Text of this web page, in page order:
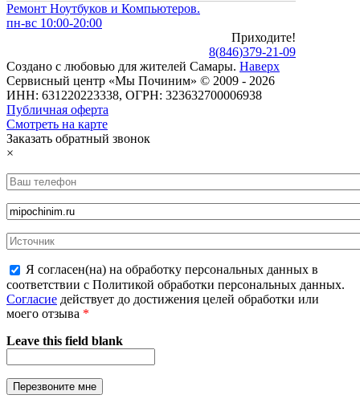
Ремонт Ноутбуков и Компьютеров.
пн-вс 10:00-20:00
Приходите!
8(846)379-21-09
Создано с любовью для жителей Самары. Наверх
Сервисный центр «Мы Починим» © 2009 - 2026
ИНН: 631220223338, ОГРН: 323632700006938
Публичная оферта
Смотреть на карте
Заказать обратный звонок
×
Я согласен(на) на обработку персональных данных в
соответствии с Политикой обработки персональных данных.
Согласие действует до достижения целей обработки или
моего отзыва *
Leave this field blank